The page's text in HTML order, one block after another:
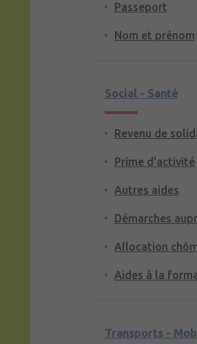
Passeport
Nom et prénom
Social - Santé
Revenu de
Prime d'activité
Autres aides
Démarches
Allocation
Aides à la
Transports -